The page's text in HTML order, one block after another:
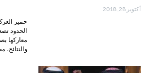
أكتوبر 28, 2018
حمير
الحدود
معاركها
والنتائج،